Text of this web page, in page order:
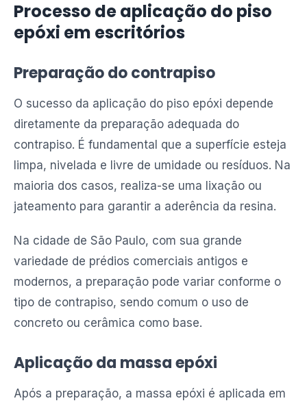
Processo de aplicação do piso
epóxi em escritórios
Preparação do contrapiso
O sucesso da aplicação do piso epóxi depende
diretamente da preparação adequada do
contrapiso. É fundamental que a superfície esteja
limpa, nivelada e livre de umidade ou resíduos. Na
maioria dos casos, realiza-se uma lixação ou
jateamento para garantir a aderência da resina.
Na cidade de São Paulo, com sua grande
variedade de prédios comerciais antigos e
modernos, a preparação pode variar conforme o
tipo de contrapiso, sendo comum o uso de
concreto ou cerâmica como base.
Aplicação da massa epóxi
Após a preparação, a massa epóxi é aplicada em